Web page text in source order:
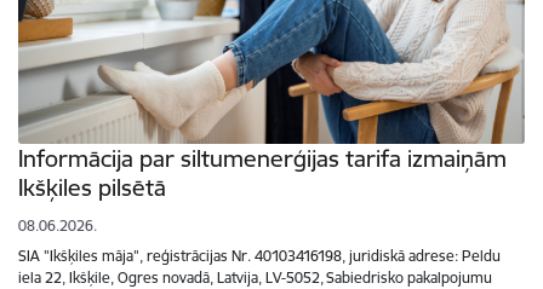
Informācija par siltumenerģijas tarifa izmaiņām
Ikšķiles pilsētā
08.06.2026.
SIA "Ikšķiles māja", reģistrācijas Nr. 40103416198, juridiskā adrese: Peldu
iela 22, Ikšķile, Ogres novadā, Latvija, LV-5052, Sabiedrisko pakalpojumu